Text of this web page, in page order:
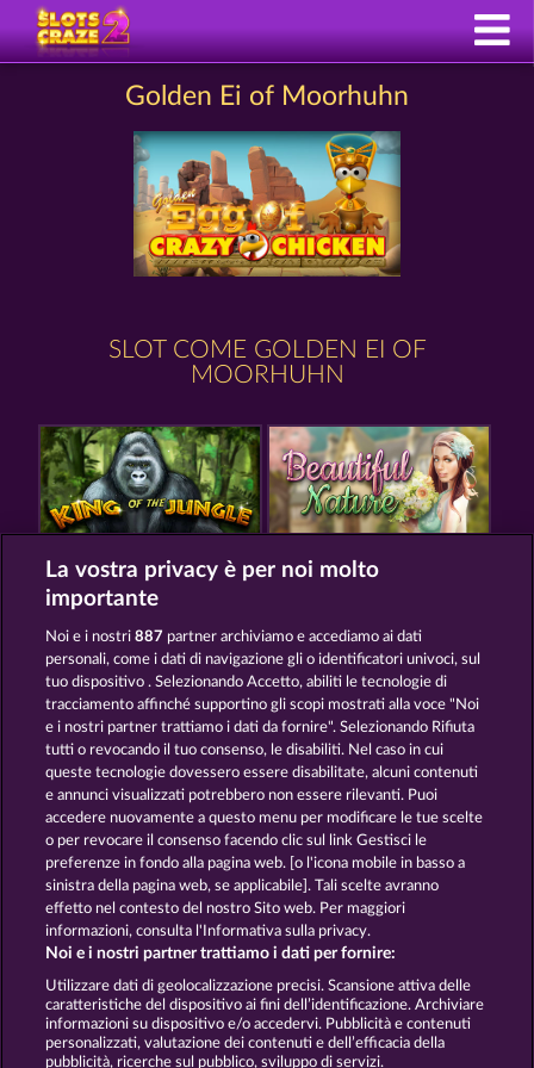
Golden Ei of Moorhuhn
SLOT COME GOLDEN EI OF
MOORHUHN
KING OF THE JUNGLE BEAUTIFUL NATURE
NIGHT WOLVES CUTIE CAT
Termini e condizioni
Informativa sulla privacy Note legali
Società FAQ Facebook
Invia richiesta di recesso
La vostra privacy è per noi molto
importante
Noi e i nostri887 partner archiviamo e accediamo ai dati
personali, come i dati di navigazione gli o identificatori univoci, sul
tuo dispositivo . Selezionando Accetto, abiliti le tecnologie di
tracciamento affinché supportino gli scopi mostrati alla voce "Noi
e i nostri partner trattiamo i dati da fornire". Selezionando Rifiuta
tutti o revocando il tuo consenso, le disabiliti. Nel caso in cui
queste tecnologie dovessero essere disabilitate, alcuni contenuti
e annunci visualizzati potrebbero non essere rilevanti. Puoi
accedere nuovamente a questo menu per modificare le tue scelte
o per revocare il consenso facendo clic sul link Gestisci le
preferenze in fondo alla pagina web. [o l'icona mobile in basso a
sinistra della pagina web, se applicabile]. Tali scelte avranno
effetto nel contesto del nostro Sito web. Per maggiori
informazioni, consulta l'Informativa sulla privacy.
Noi e i nostri partner trattiamo i dati per fornire:
Utilizzare dati di geolocalizzazione precisi. Scansione attiva delle
caratteristiche del dispositivo ai fini dell’identificazione. Archiviare
informazioni su dispositivo e/o accedervi. Pubblicità e contenuti
personalizzati, valutazione dei contenuti e dell’efficacia della
pubblicità, ricerche sul pubblico, sviluppo di servizi.